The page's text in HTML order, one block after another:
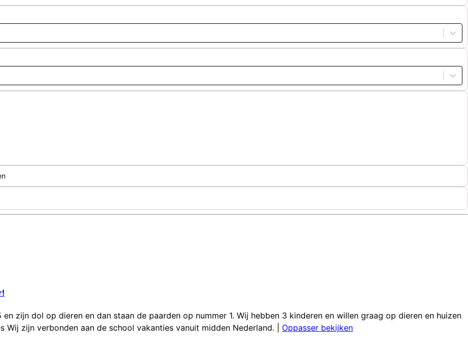
zijn dol op dieren en dan staan de paarden op nummer 1. Wij hebben 3 kinderen en willen graag op dieren en huizen
Wij zijn verbonden aan de school vakanties vanuit midden Nederland.
Oppasser bekijken